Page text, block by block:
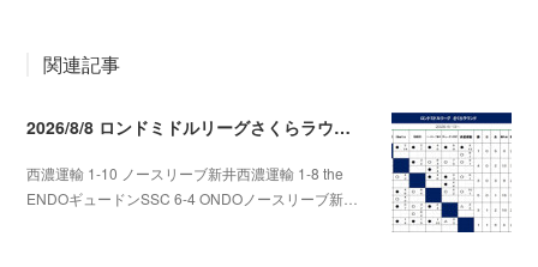
関連記事
2026/8/8 ロンドミドルリーグさくらラウンド第5.6節
西濃運輸 1-10 ノースリーブ新井西濃運輸 1-8 the
ENDOギュードンSSC 6-4 ONDOノースリーブ新…